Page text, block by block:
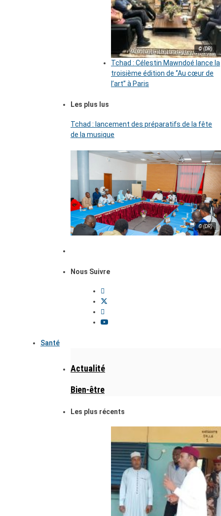
© (DR)
Tchad : Célestin Mawndoé lance la
troisième édition de ‘’Au cœur de
l’art’’ à Paris
Les plus lus
Tchad : lancement des préparatifs de la fête
de la musique
© (DR)
Nous Suivre
Santé
Actualité
Bien-être
Les plus récents